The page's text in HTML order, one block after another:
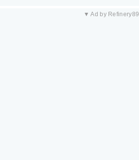
▼ Ad by Refinery89